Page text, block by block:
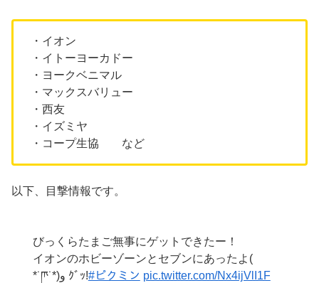
・イオン
・イトーヨーカドー
・ヨークベニマル
・マックスバリュー
・西友
・イズミヤ
・コープ生協 など
以下、目撃情報です。
びっくらたまご無事にゲットできたー！
イオンのホビーゾーンとセブンにあったよ(
*˙ཫ˙*)و ｸﾞｯ!#ピクミン pic.twitter.com/Nx4ijVlI1F